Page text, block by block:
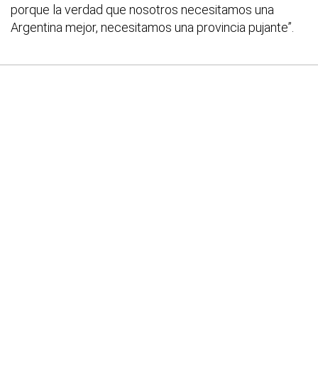
porque la verdad que nosotros necesitamos una
Argentina mejor, necesitamos una provincia pujante”.